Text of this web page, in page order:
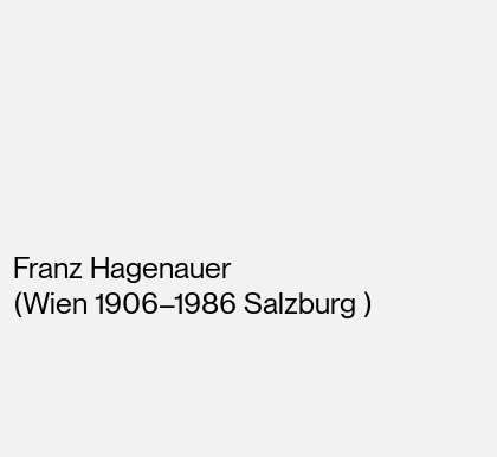
Künstler*innen
Franz Hagenauer
(Wien 1906–1986 Salzburg )